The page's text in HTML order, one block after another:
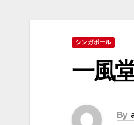
シンガポール
一風
By